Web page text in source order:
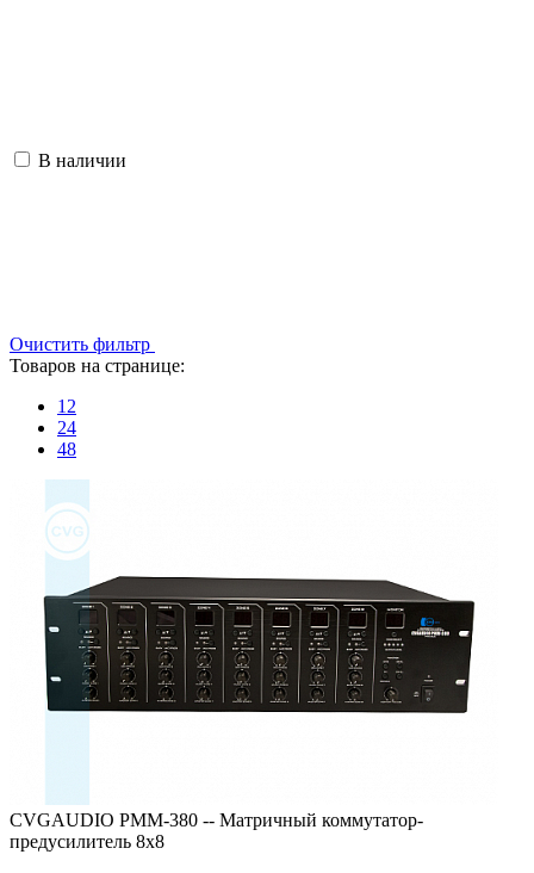
В наличии
Очистить фильтр
Товаров на странице:
12
24
48
CVGAUDIO PMM-380 -- Матричный коммутатор-
предусилитель 8x8